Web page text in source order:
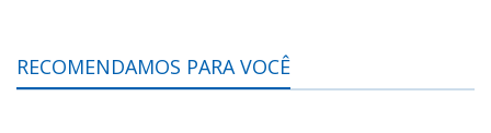
RECOMENDAMOS PARA VOCÊ